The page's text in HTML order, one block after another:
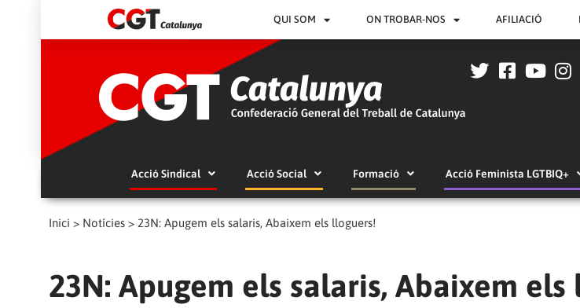
QUI SOM ON TROBAR-NOS AFILIACIÓ
Acció Sindical Acció Social Formació Acció Feminista LGTBIQ+
Inici > Notícies > 23N: Apugem els salaris, Abaixem els lloguers!
23N: Apugem els salaris, Abaixem els